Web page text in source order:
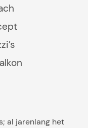
al jarenlang het